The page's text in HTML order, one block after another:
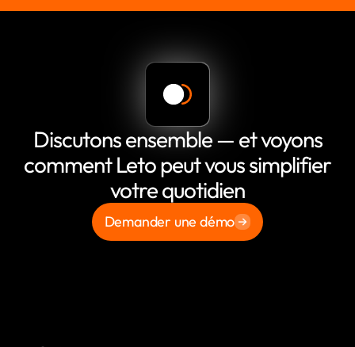
Discutons ensemble — et voyons
comment Leto peut vous simplifier
votre quotidien
Demander une démo